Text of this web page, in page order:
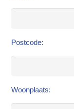
Postcode:
Woonplaats: